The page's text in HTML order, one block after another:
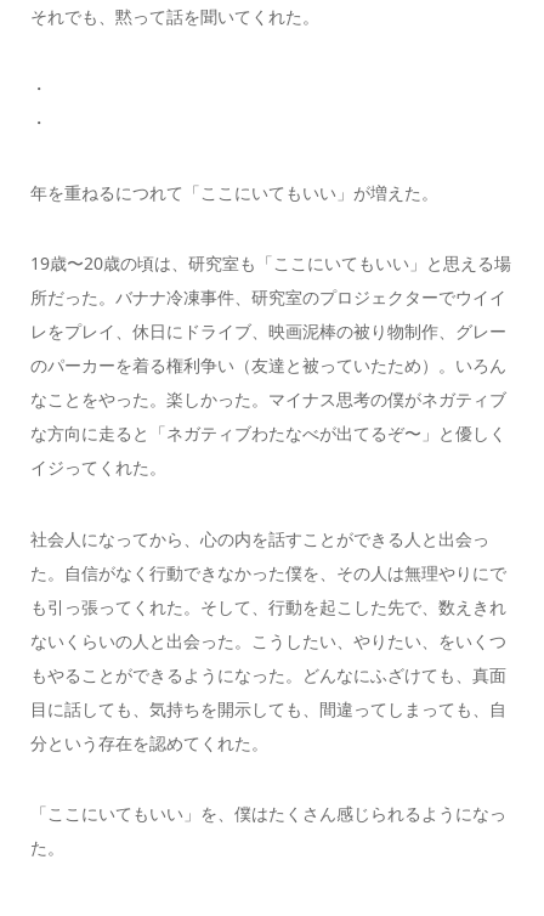
それでも、黙って話を聞いてくれた。
・
・
年を重ねるにつれて「ここにいてもいい」が増えた。
19歳〜20歳の頃は、研究室も「ここにいてもいい」と思える場
所だった。バナナ冷凍事件、研究室のプロジェクターでウイイ
レをプレイ、休日にドライブ、映画泥棒の被り物制作、グレー
のパーカーを着る権利争い（友達と被っていたため）。いろん
なことをやった。楽しかった。マイナス思考の僕がネガティブ
な方向に走ると「ネガティブわたなべが出てるぞ〜」と優しく
イジってくれた。
社会人になってから、心の内を話すことができる人と出会っ
た。自信がなく行動できなかった僕を、その人は無理やりにで
も引っ張ってくれた。そして、行動を起こした先で、数えきれ
ないくらいの人と出会った。こうしたい、やりたい、をいくつ
もやることができるようになった。どんなにふざけても、真面
目に話しても、気持ちを開示しても、間違ってしまっても、自
分という存在を認めてくれた。
「ここにいてもいい」を、僕はたくさん感じられるようになっ
た。